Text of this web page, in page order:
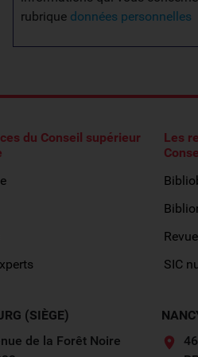
rubrique données personnelles
du Conseil supérieur
Les
SIC
(SIÈGE)
de la Forêt Noire